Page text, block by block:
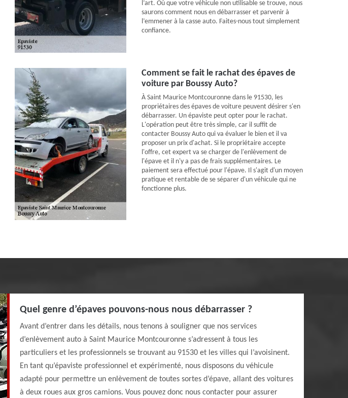
l’art. Où que votre véhicule non utilisable se trouve, nous
saurons comment nous en débarrasser et parvenir à
l’emmener à la casse auto. Faites-nous tout simplement
confiance.
Comment se fait le rachat des épaves de
voiture par Boussy Auto?
À Saint Maurice Montcouronne dans le 91530, les
propriétaires des épaves de voiture peuvent désirer s'en
débarrasser. Un épaviste peut opter pour le rachat.
L'opération peut être très simple, car il suffit de
contacter Boussy Auto qui va évaluer le bien et il va
proposer un prix d'achat. Si le propriétaire accepte
l'offre, cet expert va se charger de l'enlèvement de
l'épave et il n'y a pas de frais supplémentaires. Le
paiement sera effectué pour l'épave. Il s'agit d'un moyen
pratique et rentable de se séparer d'un véhicule qui ne
fonctionne plus.
Quel genre d’épaves pouvons-nous nous débarrasser ?
Avant d’entrer dans les détails, nous tenons à souligner que nos services
d’enlèvement auto à Saint Maurice Montcouronne s’adressent à tous les
particuliers et les professionnels se trouvant au 91530 et les villes qui l’avoisinent.
En tant qu’épaviste professionnel et expérimenté, nous disposons du véhicule
adapté pour permettre un enlèvement de toutes sortes d’épave, allant des voitures
à deux roues aux gros camions. Vous pouvez donc nous contacter pour assurer